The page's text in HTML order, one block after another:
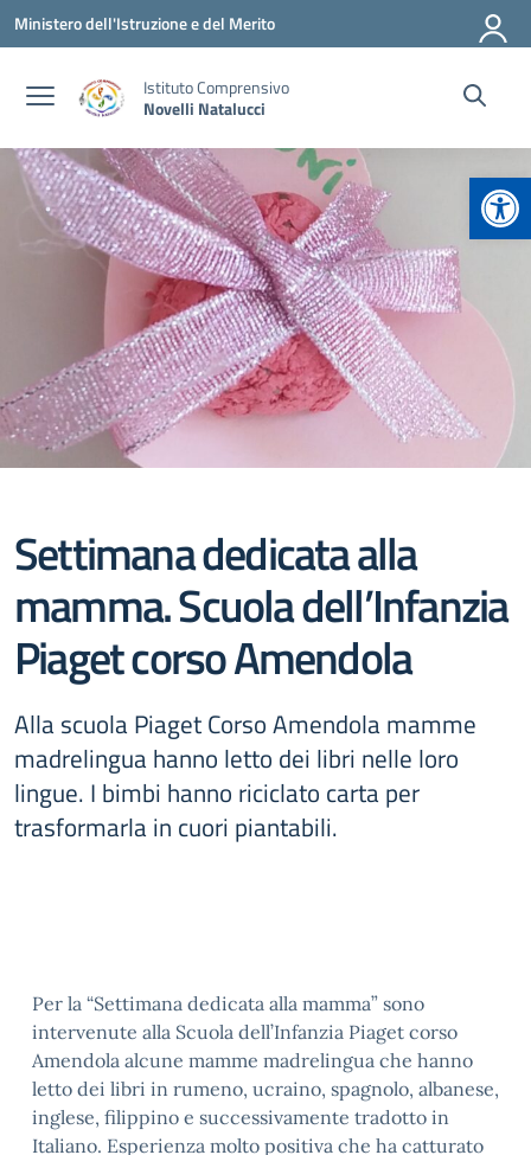
Vai ai contenuti
Vai al menu di navigazione
Vai al footer
Ministero dell'Istruzione e del Merito
Istituto Comprensivo
Novelli Natalucci
Settimana dedicata alla
mamma. Scuola dell’Infanzia
Piaget corso Amendola
Alla scuola Piaget Corso Amendola mamme
madrelingua hanno letto dei libri nelle loro
lingue. I bimbi hanno riciclato carta per
trasformarla in cuori piantabili.
Per la “Settimana dedicata alla mamma” sono
intervenute alla Scuola dell’Infanzia Piaget corso
Amendola alcune mamme madrelingua che hanno
letto dei libri in rumeno, ucraino, spagnolo, albanese,
inglese, filippino e successivamente tradotto in
Italiano. Esperienza molto positiva che ha catturato